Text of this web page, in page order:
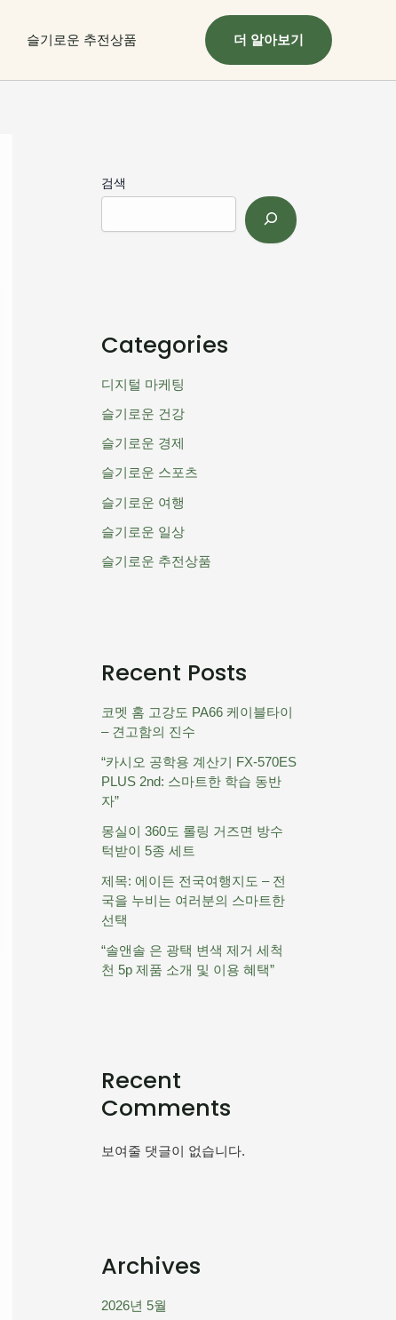
슬기로운 추전상품 더 알아보기
검색
Categories
디지털 마케팅
슬기로운 건강
슬기로운 경제
슬기로운 스포츠
슬기로운 여행
슬기로운 일상
슬기로운 추전상품
Recent Posts
코멧 홈 고강도 PA66 케이블타이
– 견고함의 진수
“카시오 공학용 계산기 FX-570ES
PLUS 2nd: 스마트한 학습 동반
자”
몽실이 360도 롤링 거즈면 방수
턱받이 5종 세트
제목: 에이든 전국여행지도 – 전
국을 누비는 여러분의 스마트한
선택
“솔앤솔 은 광택 변색 제거 세척
천 5p 제품 소개 및 이용 혜택”
Recent
Comments
보여줄 댓글이 없습니다.
Archives
2026년 5월